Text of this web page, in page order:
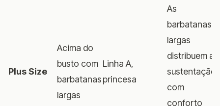
Plus Size
Acima do
busto com
barbatanas
largas
Linha A,
princesa
As
barbatanas
largas
distribuem a
sustentação
com
conforto